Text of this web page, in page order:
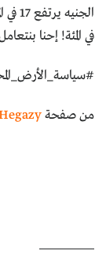
في المئة! إحنا
من صفحة